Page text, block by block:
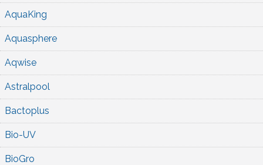
AquaKing
Aquasphere
Aqwise
Astralpool
Bactoplus
Bio-UV
BioGro